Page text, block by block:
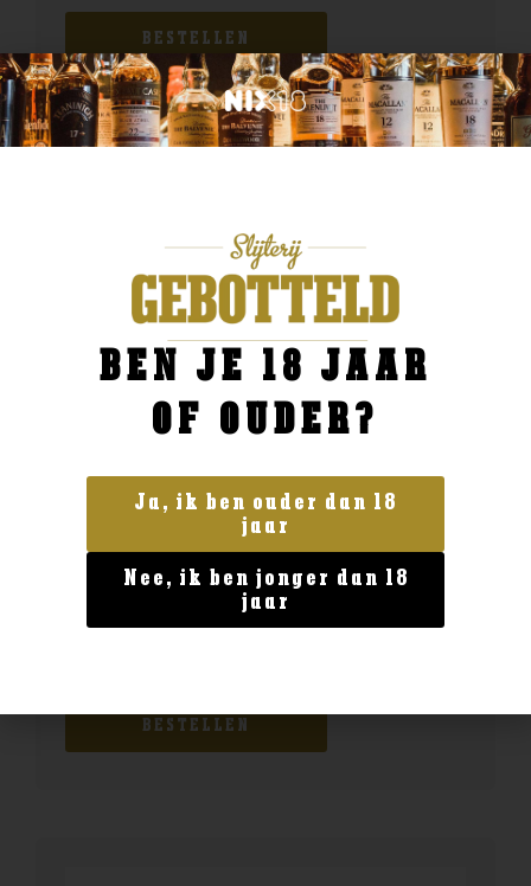
BESTELLEN
Duc de Berticot
BESTELLEN
BEN JE 18 JAAR
OF OUDER?
Ja, ik ben ouder dan 18
jaar
Nee, ik ben jonger dan 18
jaar